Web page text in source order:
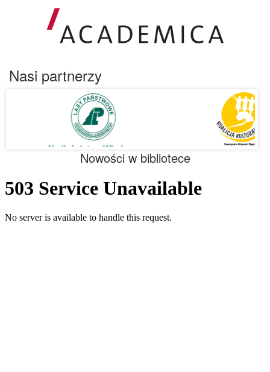
Nasi partnerzy
Nowości w bibliotece